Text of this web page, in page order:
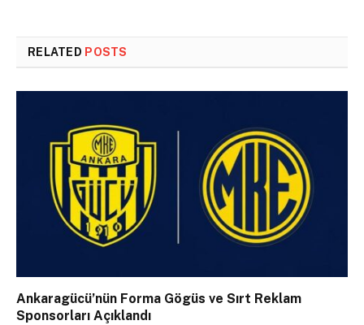
RELATED POSTS
Ankaragücü’nün Forma Gögüs ve Sırt Reklam
Sponsorları Açıklandı